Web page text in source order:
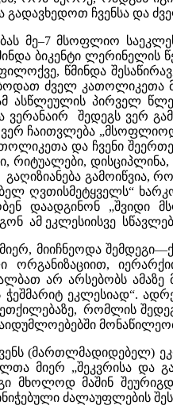
გადავხედოთ ჩვენსა და
მე–7 მსოფლიო
ბიკენტი
წმინდა
ძველ
ასწლეულის პირველ
ვერანაირ შედეგს ვერ
ჩაითვლება
და ჩვენი
რიტუალები,
გამოიწვია,
ღვთისმეტყველს“
დაადგინონ „შვიდი
ამ ეკლესიისვე
მიიჩნეოდა
ორგანიზაციით,
არ არსებობს
ჭეშმარიტ ეკლესიად“.
რომლის
(მართლმადიდებელ)
მიერ „შეკვრისა და
მაშინ
ძალაუფლების